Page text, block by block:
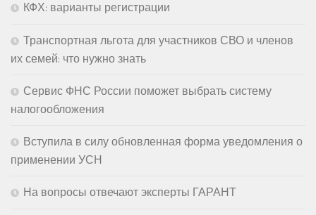
КФХ: варианты регистрации
Транспортная льгота для участников СВО и членов
их семей: что нужно знать
Сервис ФНС России поможет выбрать систему
налогообложения
Вступила в силу обновленная форма уведомления о
применении УСН
На вопросы отвечают эксперты ГАРАНТ